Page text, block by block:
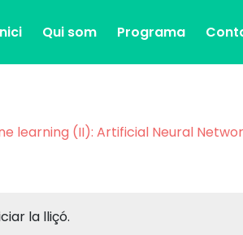
Qui som Programa
learning (II): Artificial Neural
la lliçó.